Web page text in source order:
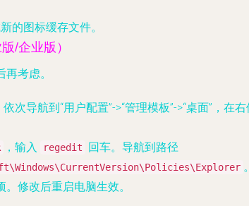
的图标缓存文件。
/企业版）
考虑。
次导航到“用户配置”->“管理模板”->“桌面”，
，输入 regedit 回车。导航到路径
。修改后重启电脑生效。